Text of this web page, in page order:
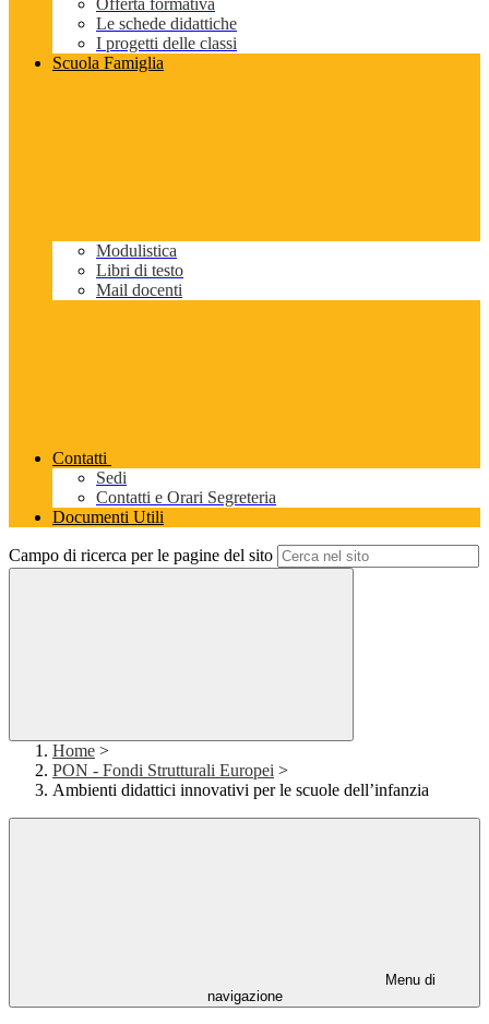
Offerta formativa
Le schede didattiche
I progetti delle classi
Scuola Famiglia
Modulistica
Libri di testo
Mail docenti
Contatti
Sedi
Contatti e Orari Segreteria
Documenti Utili
Campo di ricerca per le pagine del sito
Home >
PON - Fondi Strutturali Europei >
Ambienti didattici innovativi per le scuole dell’infanzia
Menu di
navigazione